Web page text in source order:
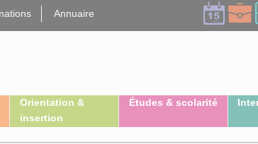
Annuaire
Orientation &
insertion
Études & scolarité